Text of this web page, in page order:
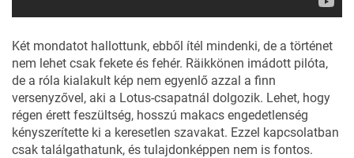
Két mondatot hallottunk, ebből ítél mindenki, de a történet
nem lehet csak fekete és fehér. Räikkönen imádott pilóta,
de a róla kialakult kép nem egyenlő azzal a finn
versenyzővel, aki a Lotus-csapatnál dolgozik. Lehet, hogy
régen érett feszültség, hosszú makacs engedetlenség
kényszerítette ki a keresetlen szavakat. Ezzel kapcsolatban
csak találgathatunk, és tulajdonképpen nem is fontos.